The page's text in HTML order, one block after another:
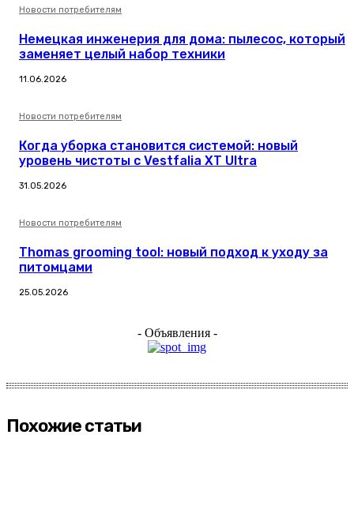
Новости потребителям
Немецкая инженерия для дома: пылесос, который
заменяет целый набор техники
11.06.2026
Новости потребителям
Когда уборка становится системой: новый
уровень чистоты с Vestfalia XT Ultra
31.05.2026
Новости потребителям
Thomas grooming tool: новый подход к уходу за
питомцами
25.05.2026
- Объявления -
Похожие статьи